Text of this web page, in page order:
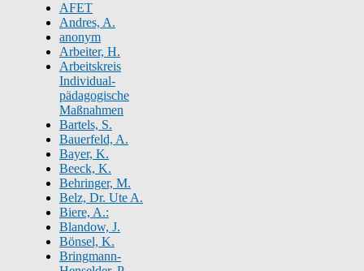
AFET
Andres, A.
anonym
Arbeiter, H.
Arbeitskreis
Individual-
pädagogische
Maßnahmen
Bartels, S.
Bauerfeld, A.
Bayer, K.
Beeck, K.
Behringer, M.
Belz, Dr. Ute A.
Biere, A.:
Blandow, J.
Bönsel, K.
Bringmann-